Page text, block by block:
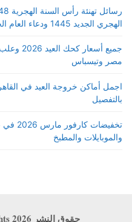
الهجري الجديد 1445 ودعاء العام الجديد
جميع
مصر وتيسباس
بالتفصيل
والموبايلات والمطبخ
حقوق النشر copyrights 2026 خمس خطوات